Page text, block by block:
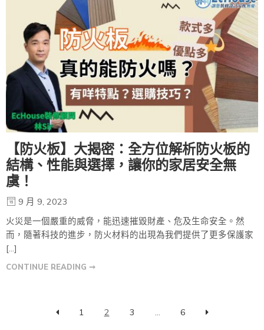
【防火板】大揭密：全方位解析防火板的
結構、性能與選擇，讓你的家居安全無
虞！
9 月 9, 2023
火災是一個嚴重的威脅，能迅速摧毀財產、危及生命安全。然
而，隨著科技的進步，防火材料的出現為我們提供了更多保護家
[…]
CONTINUE READING ➞
1 2 3 ... 6